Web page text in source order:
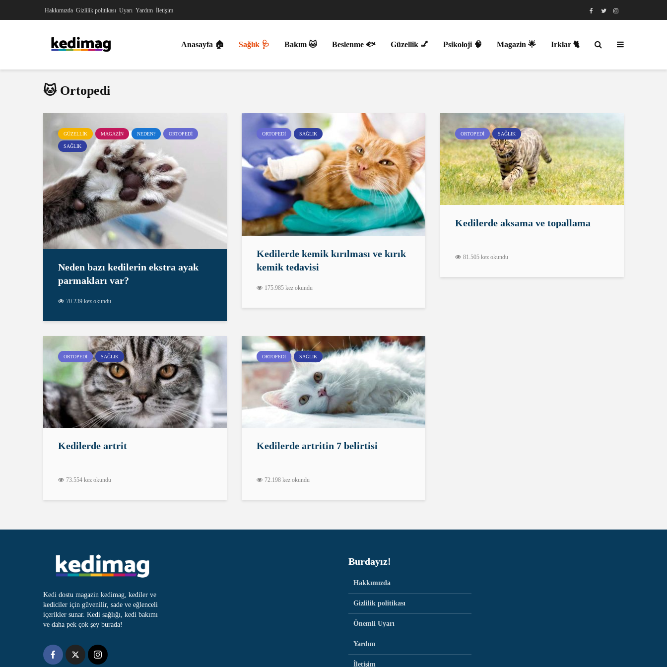
Hakkımızda Gizlilik politikası Uyarı Yardım İletişim
Anasayfa 🏠 Sağlık 🩺 Bakım 🐱 Beslenme 🐟 Güzellik 💅 Psikoloji 🧠 Magazin 🌟 Irklar 🐈
🐱 Ortopedi
GÜZELLIK MAGAZIN NEDEN? ORTOPEDI
SAĞLIK
Neden bazı kedilerin ekstra ayak
parmakları var?
70.239 kez okundu
ORTOPEDI SAĞLIK
Kedilerde kemik kırılması ve kırık
kemik tedavisi
175.985 kez okundu
ORTOPEDI SAĞLIK
Kedilerde aksama ve topallama
81.505 kez okundu
ORTOPEDI SAĞLIK
Kedilerde artrit
73.554 kez okundu
ORTOPEDI SAĞLIK
Kedilerde artritin 7 belirtisi
72.198 kez okundu
Kedi dostu magazin kedimag, kediler ve
kediciler için güvenilir, sade ve eğlenceli
içerikler sunar. Kedi sağlığı, kedi bakımı
ve daha pek çok şey burada!
Burdayız!
Hakkımızda
Gizlilik politikası
Önemli Uyarı
Yardım
İletişim